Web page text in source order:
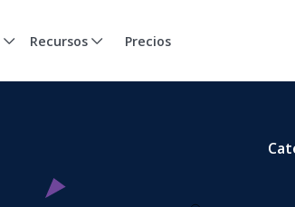
Recursos Precios